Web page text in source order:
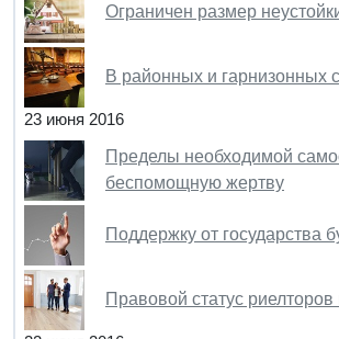
Ограничен размер
В районных и гарнизонных
23 июня 2016
Пределы необходимой
беспомощную жертву
Поддержку от государства
Правовой статус